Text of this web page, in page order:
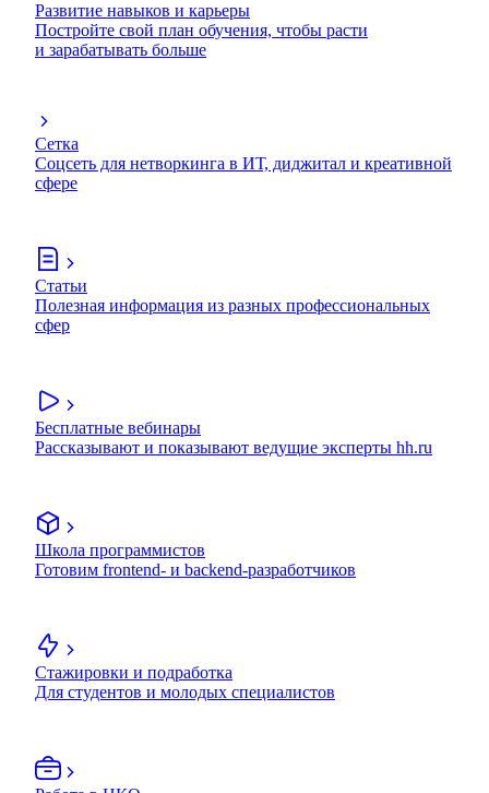
Развитие навыков и карьеры
Постройте свой план обучения, чтобы расти
и зарабатывать больше
Сетка
Соцсеть для нетворкинга в ИТ, диджитал и креативной
сфере
Статьи
Полезная информация из разных профессиональных
сфер
Бесплатные вебинары
Рассказывают и показывают ведущие эксперты hh.ru
Школа программистов
Готовим frontend- и backend-разработчиков
Стажировки и подработка
Для студентов и молодых специалистов